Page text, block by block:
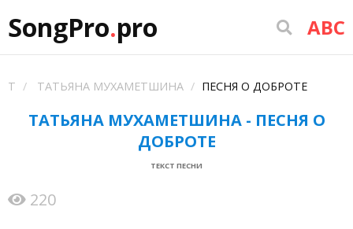
SongPro.pro ABC
Т ТАТЬЯНА МУХАМЕТШИНА ПЕСНЯ О ДОБРОТЕ
ТАТЬЯНА МУХАМЕТШИНА - ПЕСНЯ О
ДОБРОТЕ
ТЕКСТ ПЕСНИ
220